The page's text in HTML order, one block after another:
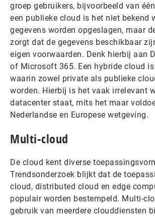
groep gebruikers, bijvoorbeeld van
een publieke cloud is het niet bekend
gegevens worden opgeslagen, maar
zorgt dat de gegevens beschikbaar
eigen voorwaarden. Denk hierbij aan
of Microsoft 365. Een hybride cloud
waarin zowel private als publieke
worden. Hierbij is het vaak irrelevant
datacenter staat, mits het maar
Nederlandse en Europese wetgeving.
Multi-cloud
De cloud kent diverse
Trendsonderzoek blijkt dat de
cloud, distributed cloud en edge
populair worden bestempeld. Multi-
gebruik van meerdere clouddiensten